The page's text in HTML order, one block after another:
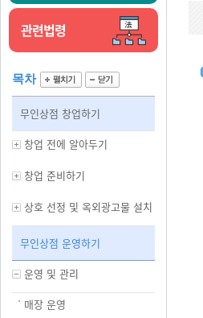
관련법령
목차
무인상점 창업하기
창업 전에 알아두기
창업 준비하기
상호 선정 및 옥외광고물 설치
무인상점 운영하기
운영 및 관리
매장 운영